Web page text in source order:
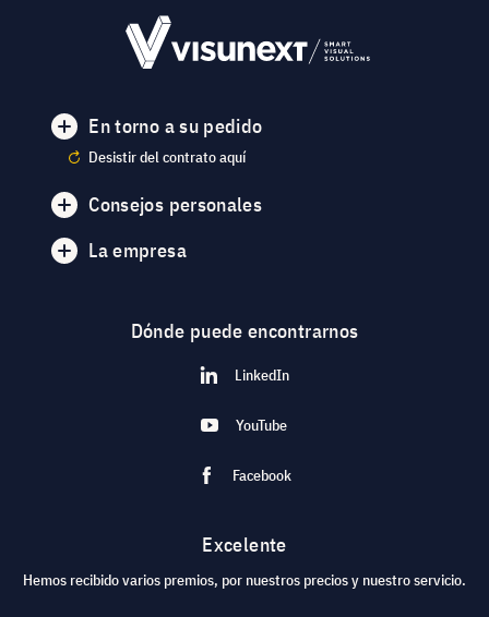
En torno a su pedido
Desistir del contrato aquí
Consejos personales
La empresa
Dónde puede encontrarnos
LinkedIn
YouTube
Facebook
Excelente
Hemos recibido varios premios, por nuestros precios y nuestro servicio.